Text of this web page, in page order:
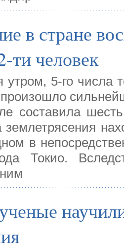
в стране
ти человек
утром, 5-го числа
составила
землетрясения
в
Токио.